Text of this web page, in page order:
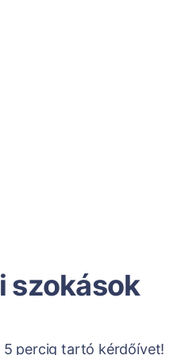
szokások
5 percig tartó kérdőívet!